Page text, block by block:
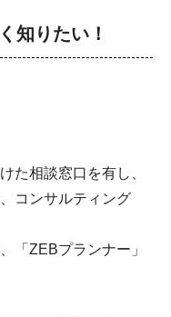
知りたい！
た相談窓口を有し、
コンサルティング
「ZEBプランナー」